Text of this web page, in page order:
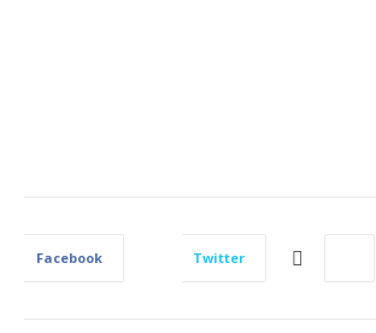
Facebook Twitter